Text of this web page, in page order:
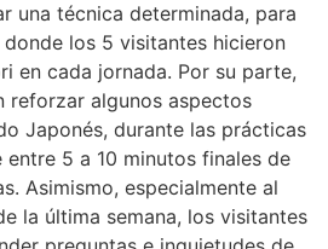
una técnica determinada, para
los 5 visitantes hicieron
en cada jornada. Por su parte,
reforzar algunos aspectos
Japonés, durante las prácticas
5 a 10 minutos finales de
Asimismo, especialmente al
la última semana, los visitantes